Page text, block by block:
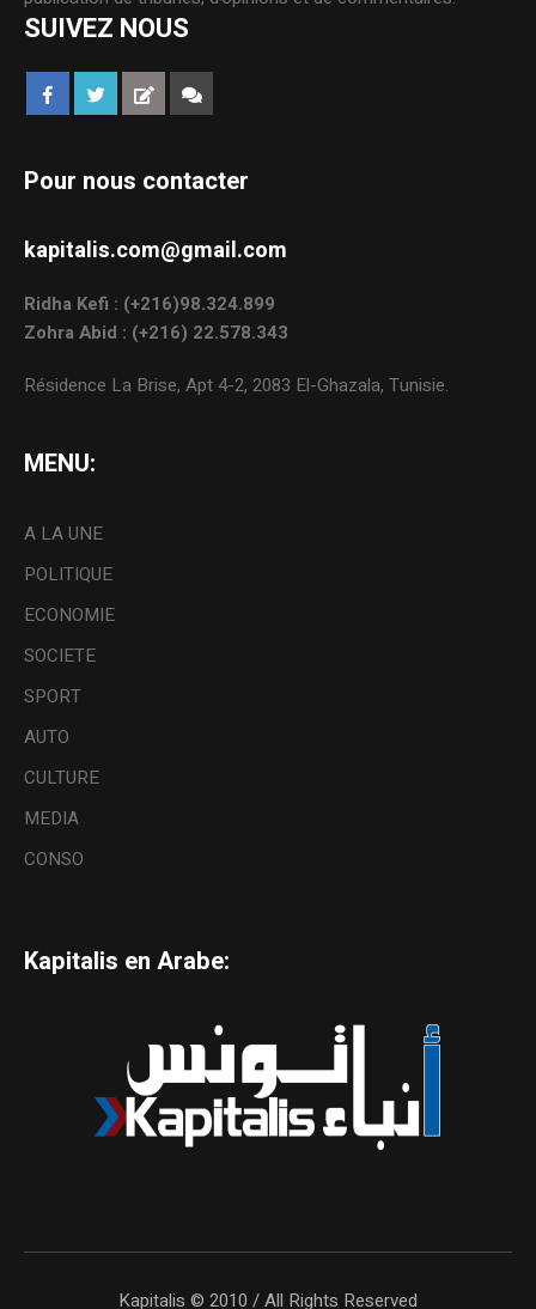
SUIVEZ NOUS
Pour nous contacter
kapitalis.com@gmail.com
Ridha Kefi : (+216)98.324.899
Zohra Abid : (+216) 22.578.343
Résidence La Brise, Apt 4-2, 2083 El-Ghazala, Tunisie.
MENU:
A LA UNE
POLITIQUE
ECONOMIE
SOCIETE
SPORT
AUTO
CULTURE
MEDIA
CONSO
Kapitalis en Arabe:
Kapitalis © 2010 / All Rights Reserved